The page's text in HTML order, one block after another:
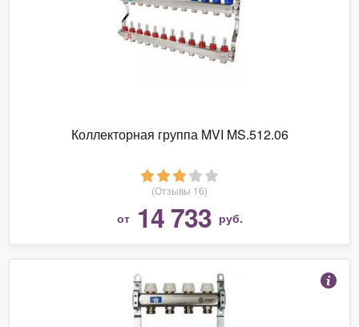
Коллекторная группа MVI MS.512.06
(Отзывы 16)
от 14 733 руб.